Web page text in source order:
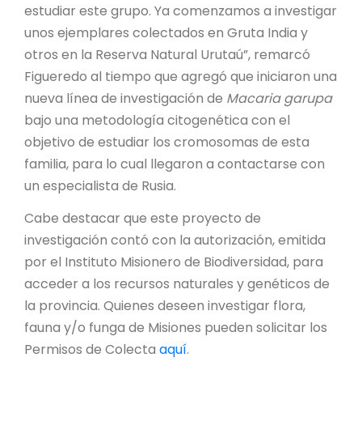
estudiar este grupo. Ya comenzamos a investigar
unos ejemplares colectados en Gruta India y
otros en la Reserva Natural Urutaú”, remarcó
Figueredo al tiempo que agregó que iniciaron una
nueva línea de investigación de Macaria garupa
bajo una metodología citogenética con el
objetivo de estudiar los cromosomas de esta
familia, para lo cual llegaron a contactarse con
un especialista de Rusia.
Cabe destacar que este proyecto de
investigación contó con la autorización, emitida
por el Instituto Misionero de Biodiversidad, para
acceder a los recursos naturales y genéticos de
la provincia. Quienes deseen investigar flora,
fauna y/o funga de Misiones pueden solicitar los
Permisos de Colecta aquí.